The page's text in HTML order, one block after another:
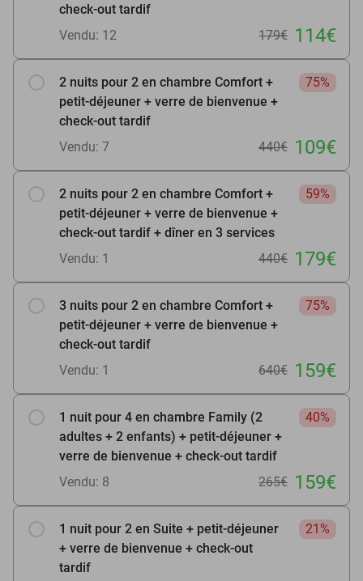
check-out tardif
Vendu: 12 179€ 114€
2 nuits pour 2 en chambre Comfort +
petit-déjeuner + verre de bienvenue +
check-out tardif
75%
Vendu: 7 440€ 109€
2 nuits pour 2 en chambre Comfort +
petit-déjeuner + verre de bienvenue +
check-out tardif + dîner en 3 services
59%
Vendu: 1 440€ 179€
3 nuits pour 2 en chambre Comfort +
petit-déjeuner + verre de bienvenue +
check-out tardif
75%
Vendu: 1 640€ 159€
1 nuit pour 4 en chambre Family (2
adultes + 2 enfants) + petit-déjeuner +
verre de bienvenue + check-out tardif
40%
Vendu: 8 265€ 159€
1 nuit pour 2 en Suite + petit-déjeuner
+ verre de bienvenue + check-out
tardif
21%